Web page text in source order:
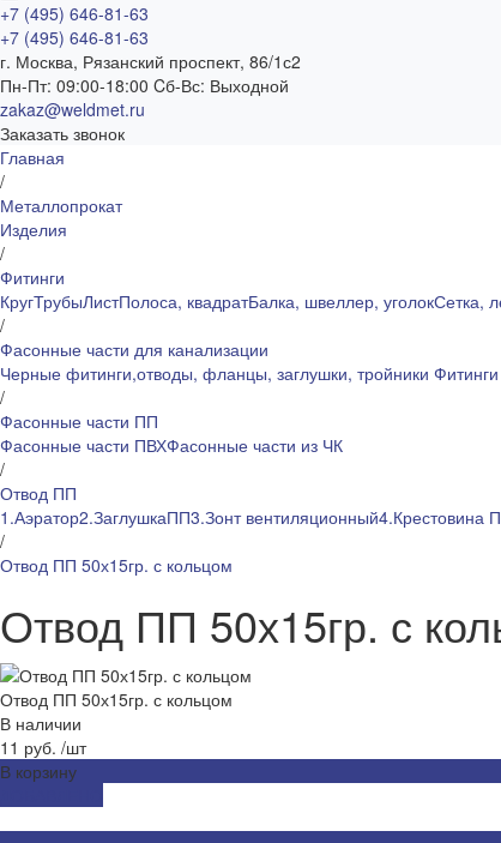
+7 (495) 646-81-63
+7 (495) 646-81-63
г. Москва, Рязанский проспект, 86/1с2
Пн-Пт: 09:00-18:00 Cб-Вс: Выходной
zakaz@weldmet.ru
Заказать звонок
Главная
/
Металлопрокат
Изделия
/
Фитинги
КругТрубыЛистПолоса, квадратБалка, швеллер, уголокСетка,
/
Фасонные части для канализации
Черные фитинги,отводы, фланцы, заглушки, тройники
/
Фасонные части ПП
Фасонные части ПВХФасонные части из ЧК
/
Отвод ПП
1.Аэратор2.ЗаглушкаПП3.Зонт вентиляционный4.Крестовина
/
Отвод ПП 50х15гр. с кольцом
Отвод ПП 50х15гр. с
Отвод ПП 50х15гр. с кольцом
В наличии
11 руб. /шт
В корзину